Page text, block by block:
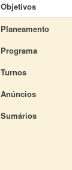
Objetivos
Planeamento
Programa
Turnos
Anúncios
Sumários